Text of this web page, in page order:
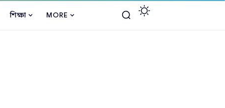
শিক্ষা MORE